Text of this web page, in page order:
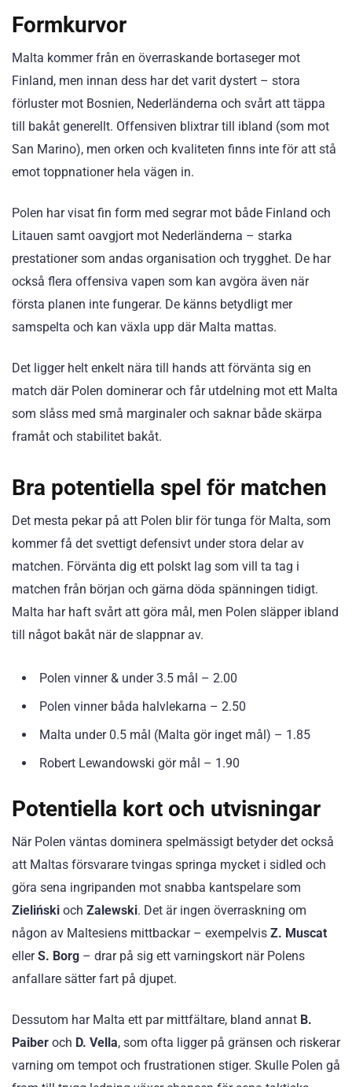
Formkurvor
Malta kommer från en överraskande bortaseger mot
Finland, men innan dess har det varit dystert – stora
förluster mot Bosnien, Nederländerna och svårt att täppa
till bakåt generellt. Offensiven blixtrar till ibland (som mot
San Marino), men orken och kvaliteten finns inte för att stå
emot toppnationer hela vägen in.
Polen har visat fin form med segrar mot både Finland och
Litauen samt oavgjort mot Nederländerna – starka
prestationer som andas organisation och trygghet. De har
också flera offensiva vapen som kan avgöra även när
första planen inte fungerar. De känns betydligt mer
samspelta och kan växla upp där Malta mattas.
Det ligger helt enkelt nära till hands att förvänta sig en
match där Polen dominerar och får utdelning mot ett Malta
som slåss med små marginaler och saknar både skärpa
framåt och stabilitet bakåt.
Bra potentiella spel för matchen
Det mesta pekar på att Polen blir för tunga för Malta, som
kommer få det svettigt defensivt under stora delar av
matchen. Förvänta dig ett polskt lag som vill ta tag i
matchen från början och gärna döda spänningen tidigt.
Malta har haft svårt att göra mål, men Polen släpper ibland
till något bakåt när de slappnar av.
Polen vinner & under 3.5 mål – 2.00
Polen vinner båda halvlekarna – 2.50
Malta under 0.5 mål (Malta gör inget mål) – 1.85
Robert Lewandowski gör mål – 1.90
Potentiella kort och utvisningar
När Polen väntas dominera spelmässigt betyder det också
att Maltas försvarare tvingas springa mycket i sidled och
göra sena ingripanden mot snabba kantspelare som
Zieliński och Zalewski. Det är ingen överraskning om
någon av Maltesiens mittbackar – exempelvis Z. Muscat
ellerS. Borg – drar på sig ett varningskort när Polens
anfallare sätter fart på djupet.
Dessutom har Malta ett par mittfältare, bland annat B.
Paiber och D. Vella, som ofta ligger på gränsen och riskerar
varning om tempot och frustrationen stiger. Skulle Polen gå